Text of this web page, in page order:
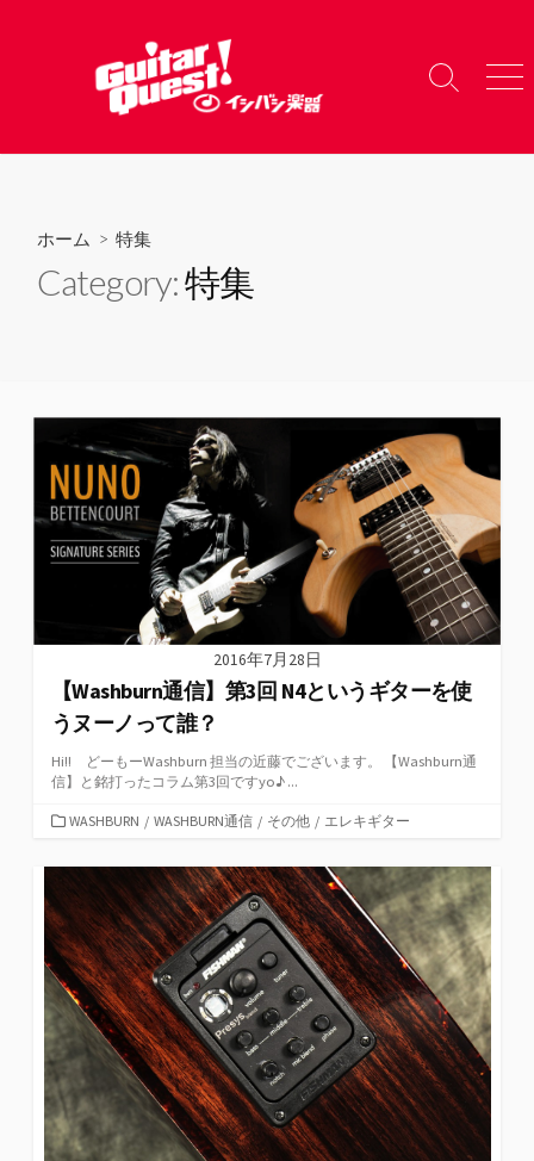
へ
検
り
メ
ー
ホーム > 特集
Category:特集
2016年7月28日
【Washburn通信】第3回 N4というギターを使
うヌーノって誰？
Hi!! どーもーWashburn 担当の近藤でございます。 【Washburn通
信】と銘打ったコラム第3回ですyo♪ ...
カ
ゴ
WASHBURN / WASHBURN通信 / その他 / エレキギター